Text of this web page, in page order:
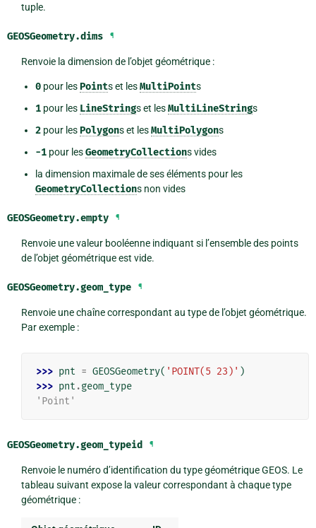
tuple.
GEOSGeometry.dims ¶
Renvoie la dimension de l’objet géométrique :
0pour lesPoints et lesMultiPoints
1pour les LineStrings et lesMultiLineStrings
2pour lesPolygons et lesMultiPolygons
-1pour lesGeometryCollections vides
la dimension maximale de ses éléments pour les
GeometryCollections non vides
GEOSGeometry.empty ¶
Renvoie une valeur booléenne indiquant si l’ensemble des points
de l’objet géométrique est vide.
GEOSGeometry.geom_type ¶
Renvoie une chaîne correspondant au type de l’objet géométrique.
Par exemple :
>>> pnt = GEOSGeometry( 'POINT(5 23)' )
>>> pnt .geom_type
'Point'
GEOSGeometry.geom_typeid ¶
Renvoie le numéro d’identification du type géométrique GEOS. Le
tableau suivant expose la valeur correspondant à chaque type
géométrique :